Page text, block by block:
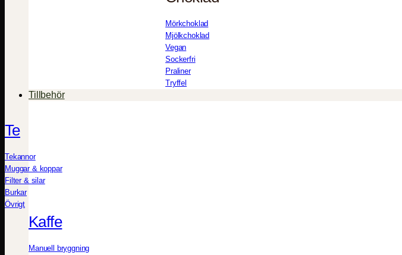
Mörkchoklad
Mjölkchoklad
Vegan
Sockerfri
Praliner
Tryffel
Tillbehör
Te
Tekannor
Muggar & koppar
Filter & silar
Burkar
Övrigt
Kaffe
Manuell bryggning